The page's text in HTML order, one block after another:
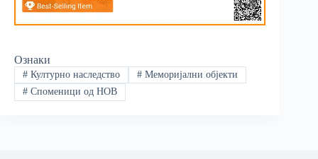
Ознаки
#Културно наследство #Меморијални објекти
#Споменици од НОВ